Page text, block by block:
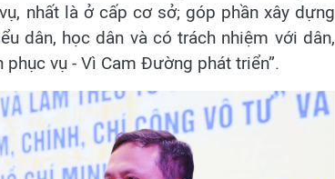
nhất là ở cấp cơ sở; góp phần xây dựng
dân, học dân và có trách nhiệm với dân,
vụ - Vì Cam Đường phát triển”.